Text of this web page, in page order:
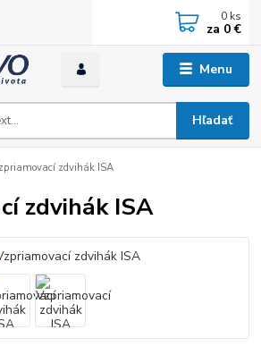
Menu
Hľadať
0 ks
za 0 €
zdvihák ISA
zdvihák ISA